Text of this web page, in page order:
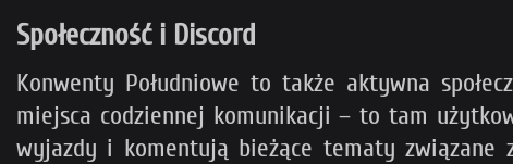
Społeczność i Discord
Konwenty Południowe to także aktywna
miejsca codziennej komunikacji – to tam
wyjazdy i komentują bieżące tematy